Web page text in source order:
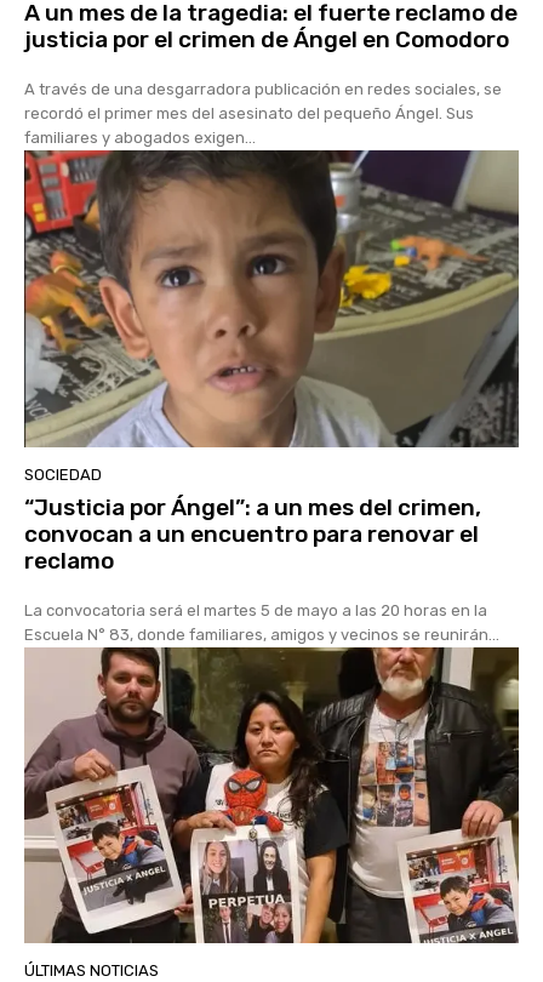
A un mes de la tragedia: el fuerte reclamo de
justicia por el crimen de Ángel en Comodoro
A través de una desgarradora publicación en redes sociales, se
recordó el primer mes del asesinato del pequeño Ángel. Sus
familiares y abogados exigen...
SOCIEDAD
“Justicia por Ángel”: a un mes del crimen,
convocan a un encuentro para renovar el
reclamo
La convocatoria será el martes 5 de mayo a las 20 horas en la
Escuela N° 83, donde familiares, amigos y vecinos se reunirán...
ÚLTIMAS NOTICIAS